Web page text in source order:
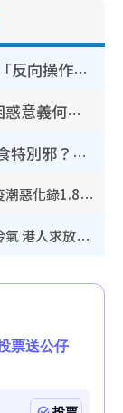
WhatsApp預設貼圖點刪？揭1招「反向操作」還原簡潔介面 附3步實測教學
香港山邊鐵閘邊門大開？內地客困惑意義何在！網民神回覆：呢種叫法理性防禦
鬼門開2026｜農曆七月撞正日全食特別邪？專家警告切忌做一事！揭4大禁忌+2招保平安
奪命寄生蟲｜食生菜狂瀉首現死者！疫潮惡化錄1.8萬宗病例 揭洗菜3大謬誤
內地客歎港人唔識老！揭港鐵保鮮級冷氣 港人求放過：咪投訴